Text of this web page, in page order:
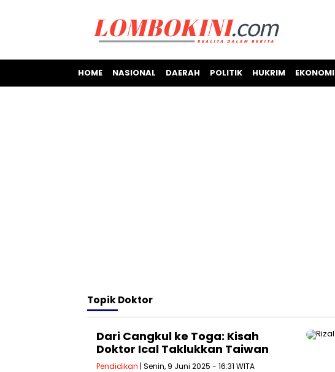
HOME NASIONAL DAERAH POLITIK HUKRIM EKONOMI
TopikDoktor
Dari Cangkul ke Toga: Kisah
Doktor Ical Taklukkan Taiwan
Pendidikan | Senin, 9 Juni 2025 - 16:31 WITA